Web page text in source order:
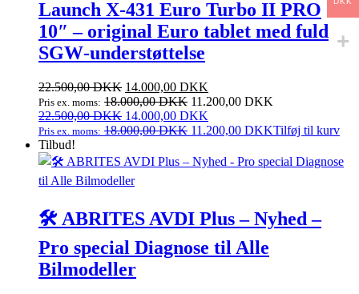
Launch X‑431 Euro Turbo II PRO
10″ – original Euro tablet med fuld
SGW‑understøttelse
22.500,00DKK Den
oprindelige
pris
var:
14.000,00 DKK
aktuelle
er:
Pris ex. moms: 18.000,00DKK 11.200,00 DKK
22.500,00DKK Den
oprindelige
var:
22.500,00 DKK.
14.000,00 DKK
aktuelle
er:
14.000,00 DKK.
Pris ex. moms: 18.000,00DKK 11.200,00 DKKTilføj til kurv
Tilbud!
🛠️ ABRITES AVDI Plus – Nyhed –
Pro special Diagnose til Alle
Bilmodeller